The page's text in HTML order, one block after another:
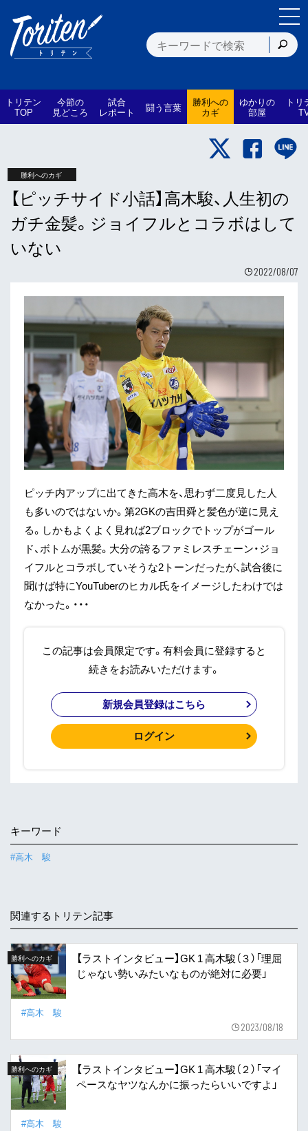
トリテン
TOP
今節の
見どころ
試合
レポート 闘う言葉 勝利への
カギ
ゆかりの
部屋
トリ
勝利へのカギ
【ピッチサイド小話】高木駿、人生初の
ガチ金髪。ジョイフルとコラボはして
いない
2022/08/07
ピッチ内アップに出てきた高木を、思わず二度見した人
も多いのではないか。第2GKの吉田舜と髪色が逆に見え
る。しかもよくよく見れば2ブロックでトップがゴール
ド、ボトムが黒髪。大分の誇るファミレスチェーン・ジョ
イフルとコラボしていそうな2トーンだったが、試合後に
聞けば特にYouTuberのヒカル氏をイメージしたわけでは
なかった。・・・
この記事は会員限定です。有料会員に登録すると
続きをお読みいただけます。
新規会員登録はこちら
ログイン
キーワード
#高木 駿
関連するトリテン記事
勝利へのカギ
【ラストインタビュー】GK 1 高木駿（３）「理屈
じゃない勢いみたいなものが絶対に必要」
#高木 駿
2023/08/18
勝利へのカギ
【ラストインタビュー】GK 1 高木駿（２）「マイ
ペースなヤツなんかに振ったらいいですよ」
#高木 駿